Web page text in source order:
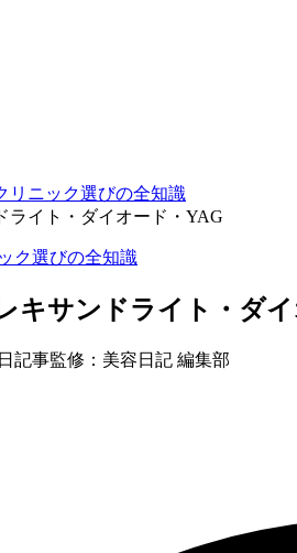
リニック選びの全知識
ライト・ダイオード・YAG
ク選びの全知識
キサンドライト・ダ
記事監修：美容日記 編集部